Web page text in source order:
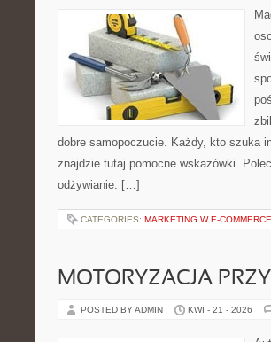
dobre samopoczucie. Każdy, kto szuka
znajdzie tutaj pomocne wskazówki.
odżywianie. […]
CATEGORIES: MARKETING W E-COMMERCE
MOTORYZACJA
POSTED BY ADMIN KWI - 21 - 2026